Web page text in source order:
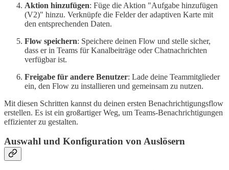
Aktion hinzufügen: Füge die Aktion "Aufgabe hinzufügen
(V2)" hinzu. Verknüpfe die Felder der adaptiven Karte mit
den entsprechenden Daten.
Flow speichern: Speichere deinen Flow und stelle sicher,
dass er in Teams für Kanalbeiträge oder Chatnachrichten
verfügbar ist.
Freigabe für andere Benutzer: Lade deine Teammitglieder
ein, den Flow zu installieren und gemeinsam zu nutzen.
Mit diesen Schritten kannst du deinen ersten Benachrichtigungsflow
erstellen. Es ist ein großartiger Weg, um Teams-Benachrichtigungen
effizienter zu gestalten.
Auswahl und Konfiguration von Auslösern